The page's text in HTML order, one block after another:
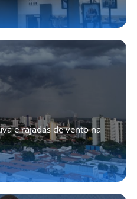
e rajadas de vento na